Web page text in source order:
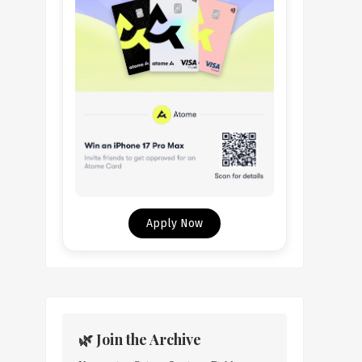
Apply Now
🌿 Join the Archive